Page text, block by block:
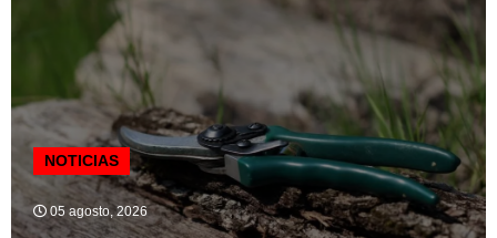
NOTICIAS
05 agosto, 2026